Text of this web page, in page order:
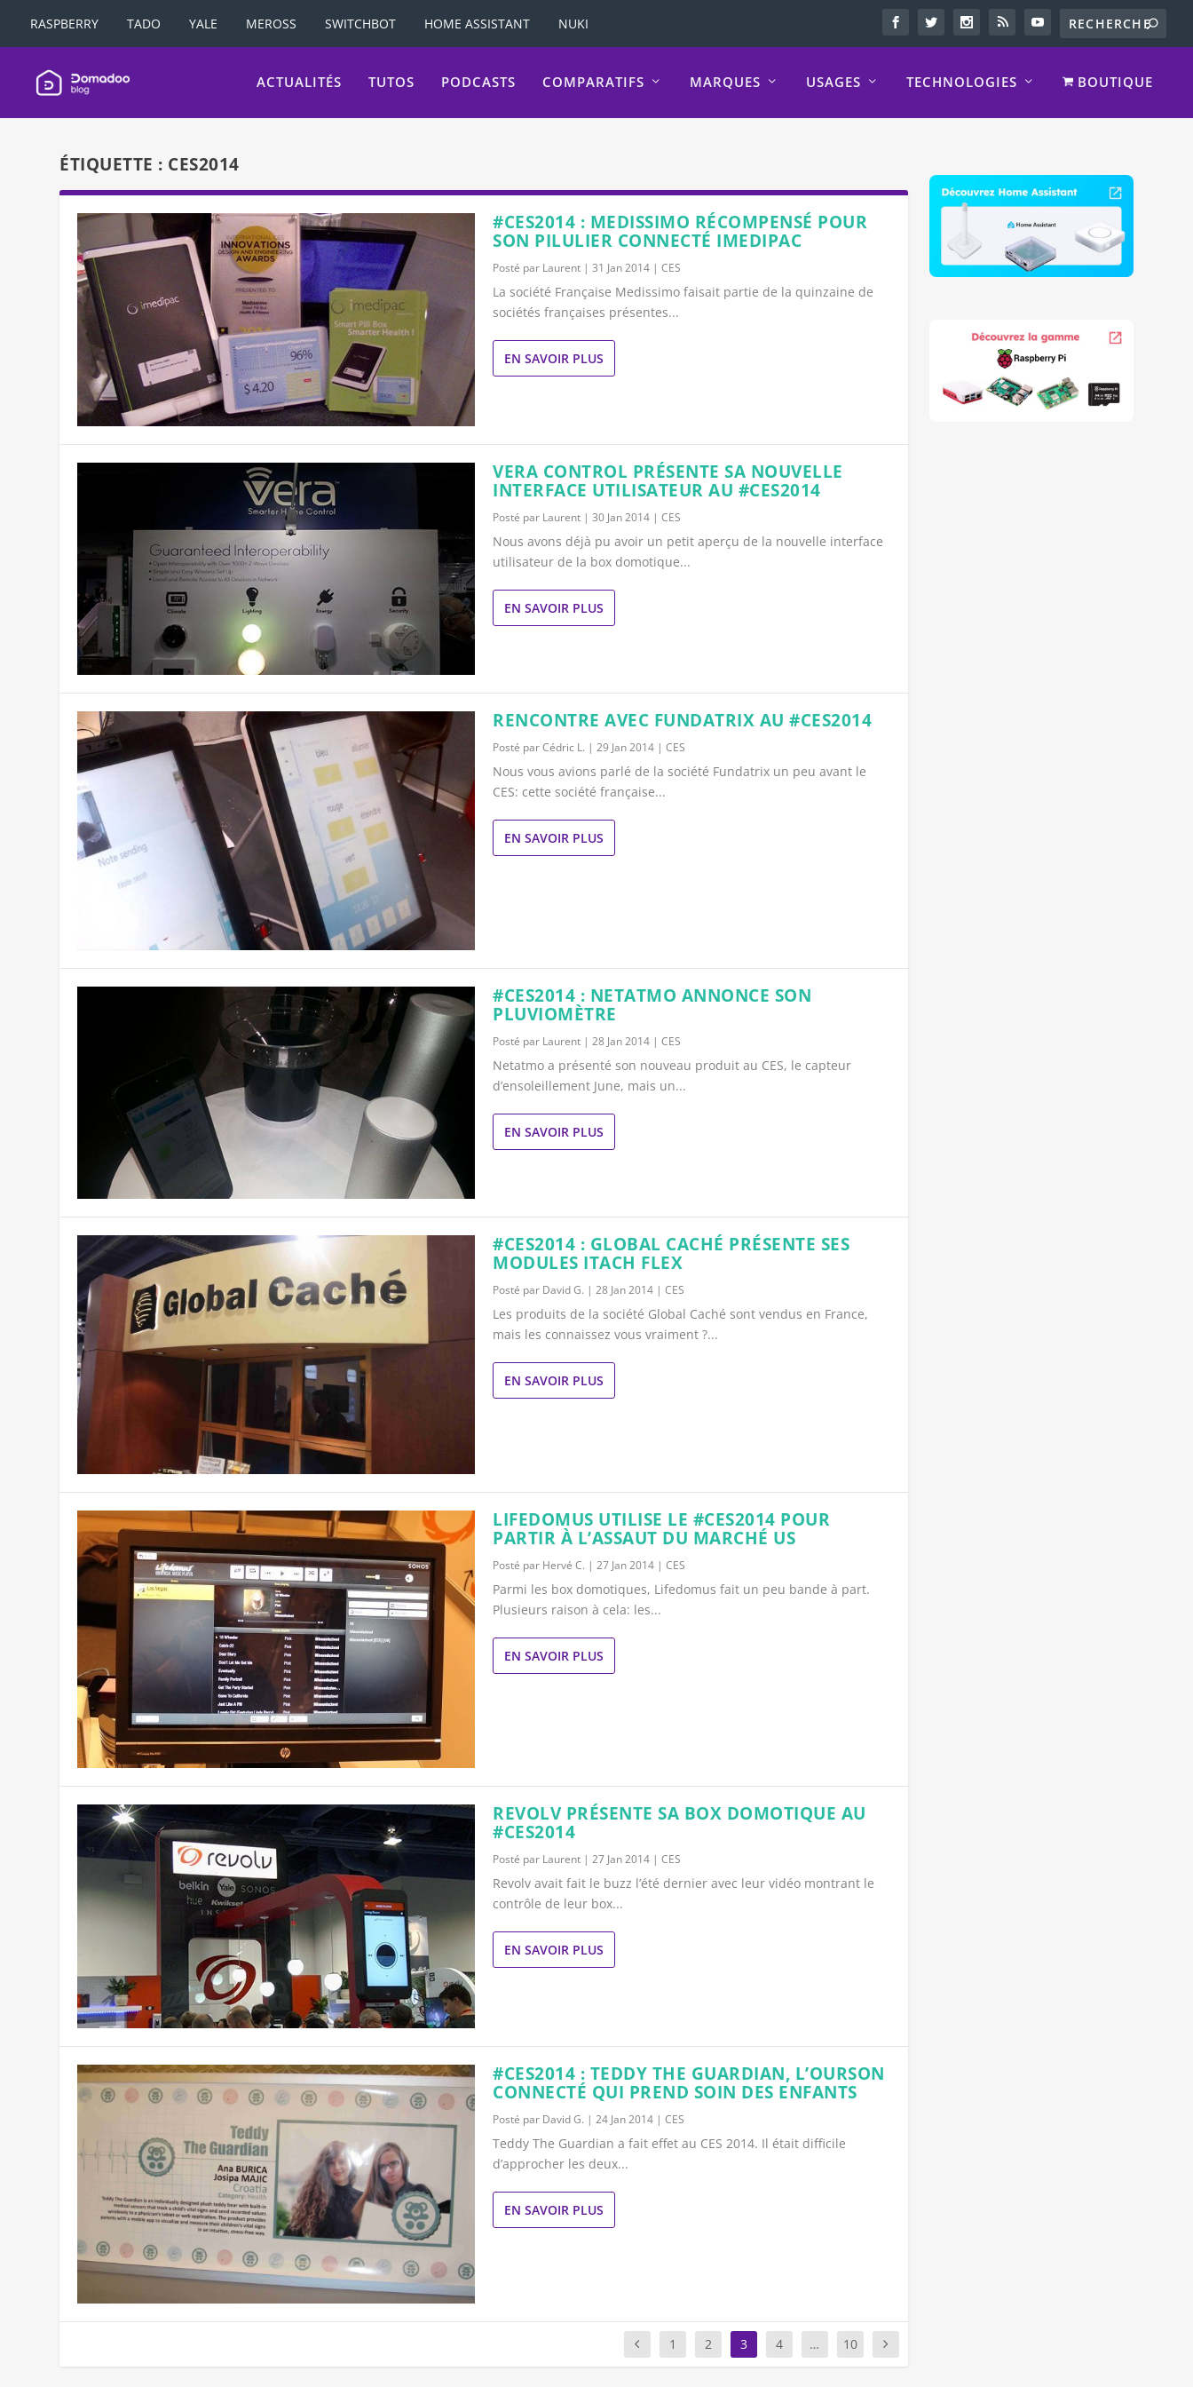
RASPBERRY TADO YALE MEROSS SWITCHBOT HOME ASSISTANT NUKI
ACTUALITÉS TUTOS PODCASTS COMPARATIFS MARQUES USAGES TECHNOLOGIES BOUTIQUE
ÉTIQUETTE : CES2014
#CES2014 : MEDISSIMO RÉCOMPENSÉ POUR
SON PILULIER CONNECTÉ IMEDIPAC
Posté par Laurent |31 Jan 2014 |CES
La société Française Medissimo faisait partie de la quinzaine de
sociétés françaises présentes...
EN SAVOIR PLUS
VERA CONTROL PRÉSENTE SA NOUVELLE
INTERFACE UTILISATEUR AU #CES2014
Posté par Laurent |30 Jan 2014 |CES
Nous avons déjà pu avoir un petit aperçu de la nouvelle interface
utilisateur de la box domotique...
EN SAVOIR PLUS
RENCONTRE AVEC FUNDATRIX AU #CES2014
Posté parCédric L. |29 Jan 2014 |CES
Nous vous avions parlé de la société Fundatrix un peu avant le
CES: cette société française...
EN SAVOIR PLUS
#CES2014 : NETATMO ANNONCE SON
PLUVIOMÈTRE
Posté par Laurent |28 Jan 2014 |CES
Netatmo a présenté son nouveau produit au CES, le capteur
d’ensoleillement June, mais un...
EN SAVOIR PLUS
#CES2014 : GLOBAL CACHÉ PRÉSENTE SES
MODULES ITACH FLEX
Posté par David G. |28 Jan 2014 |CES
Les produits de la société Global Caché sont vendus en France,
mais les connaissez vous vraiment ?...
EN SAVOIR PLUS
LIFEDOMUS UTILISE LE #CES2014 POUR
PARTIR À L’ASSAUT DU MARCHÉ US
Posté par Hervé C. |27 Jan 2014 |CES
Parmi les box domotiques, Lifedomus fait un peu bande à part.
Plusieurs raison à cela: les...
EN SAVOIR PLUS
REVOLV PRÉSENTE SA BOX DOMOTIQUE AU
#CES2014
Posté par Laurent |27 Jan 2014 |CES
Revolv avait fait le buzz l’été dernier avec leur vidéo montrant le
contrôle de leur box...
EN SAVOIR PLUS
#CES2014 : TEDDY THE GUARDIAN, L’OURSON
CONNECTÉ QUI PREND SOIN DES ENFANTS
Posté par David G. |24 Jan 2014 |CES
Teddy The Guardian a fait effet au CES 2014. Il était difficile
d’approcher les deux...
EN SAVOIR PLUS
1 2 3 4 … 10